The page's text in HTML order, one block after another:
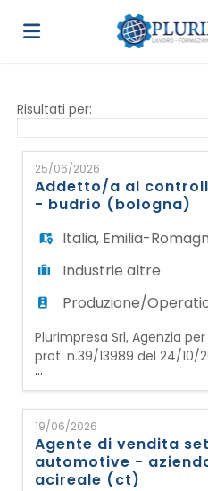
Offerte
di
lavoro
Carica
il
CV
Login
Lingua
EN
FR
Risultati per:
25/06/2026
Addetto/a al
- budrio (bologna)
Italia, Emilia-
Industrie altre
Produzione/
Plurimpresa Srl, Agenzia
prot. n.39/13989 del 24/10/
importante azienda
della lavorazione
Budrio (Bologna):
CONTROLLO QUALITA'
Eseguire controlli
componenti prodotti. -
...
19/06/2026
Agente di vendita
automotive -
acireale (ct)